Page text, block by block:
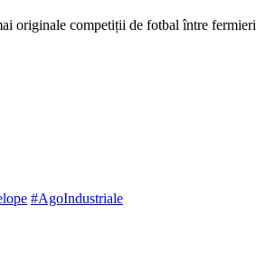
originale competiții de fotbal între fermieri
#AgoIndustriale